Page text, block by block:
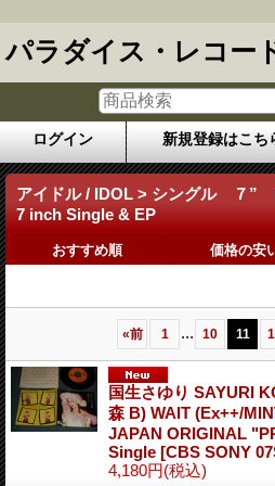
パラダイス・レコー
ログイン 新規登録はこち
アイドル / IDOL > シングル ７
7 inch Single & EP
おすすめ順 価格の安
«前 1 ... 10 11
国生さゆり SAYURI
森 B) WAIT (Ex++/
JAPAN ORIGINAL
Single [CBS SONY
4,180円(税込)